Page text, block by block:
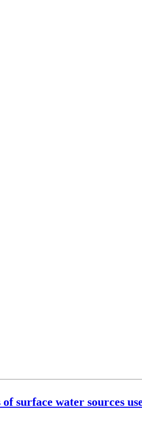
surface water sources